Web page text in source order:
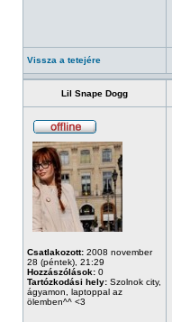
Vissza a tetejére
Lil Snape Dogg
Csatlakozott: 2008 november
28 (péntek), 21:29
Hozzászólások: 0
Tartózkodási hely: Szolnok city,
ágyamon, laptoppal az
ölemben^^ <3